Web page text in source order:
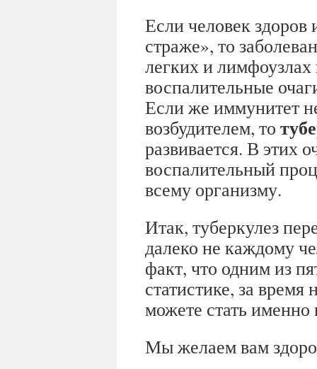
Если человек
страже», то
легких и
воспалительные
Если же иммунитет
возбудителем, то
развивается. В этих
воспалительный
всему организму.
Итак, туберкулез
далеко не каждому
факт, что одним из
статистике, за
можете стать именно
Мы желаем вам